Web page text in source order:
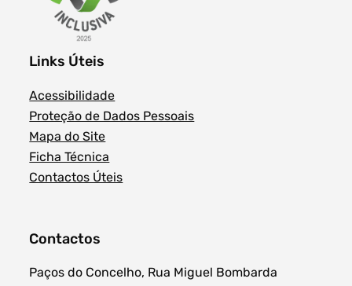
Links Úteis
Acessibilidade
Proteção de Dados Pessoais
Mapa do Site
Ficha Técnica
Contactos Úteis
Contactos
Paços do Concelho, Rua Miguel Bombarda